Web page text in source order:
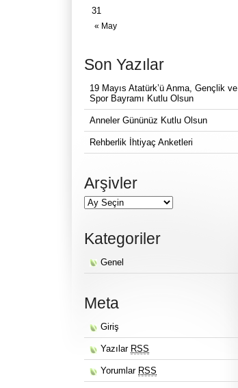
« May
31
Son Yazılar
19 Mayıs Atatürk’ü Anma, Gençlik ve
Spor Bayramı Kutlu Olsun
Anneler Gününüz Kutlu Olsun
Rehberlik İhtiyaç Anketleri
Arşivler
Kategoriler
Genel
Meta
Giriş
Yazılar RSS
Yorumlar RSS